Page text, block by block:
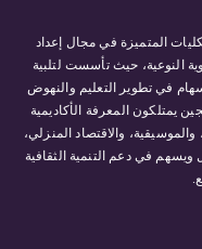
المتميزة في مجال إعداد
النوعية، حيث تأسست لتلبية
في تطوير التعليم والنهوض
يمتلكون المعرفة الأكاديمية
والاقتصاد المنزلي،
ويسهم في دعم التنمية الثقافية